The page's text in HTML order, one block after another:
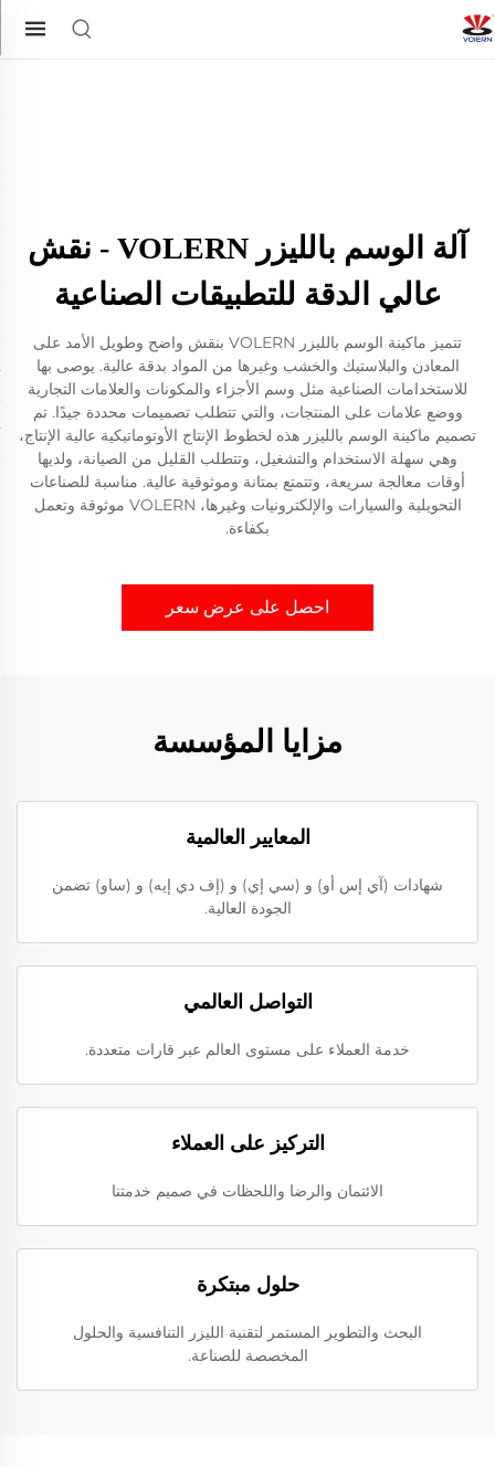
آلة الوسم بالليزر VOLERN - نقش
عالي الدقة للتطبيقات الصناعية
تتميز ماكينة الوسم بالليزر VOLERN بنقش واضح وطويل الأمد على
المعادن والبلاستيك والخشب وغيرها من المواد بدقة عالية. يوصى بها
للاستخدامات الصناعية مثل وسم الأجزاء والمكونات والعلامات التجارية
ووضع علامات على المنتجات، والتي تتطلب تصميمات محددة جيدًا. تم
تصميم ماكينة الوسم بالليزر هذه لخطوط الإنتاج الأوتوماتيكية عالية الإنتاج،
وهي سهلة الاستخدام والتشغيل، وتتطلب القليل من الصيانة، ولديها
أوقات معالجة سريعة، وتتمتع بمتانة وموثوقية عالية. مناسبة للصناعات
التحويلية والسيارات والإلكترونيات وغيرها، VOLERN موثوقة وتعمل
بكفاءة.
احصل على عرض سعر
مزايا المؤسسة
المعايير العالمية
شهادات (آي إس أو) و (سي إي) و (إف دي إيه) و (ساو) تضمن
الجودة العالية.
التواصل العالمي
خدمة العملاء على مستوى العالم عبر قارات متعددة.
التركيز على العملاء
الائتمان والرضا واللحظات في صميم خدمتنا
حلول مبتكرة
البحث والتطوير المستمر لتقنية الليزر التنافسية والحلول
المخصصة للصناعة.